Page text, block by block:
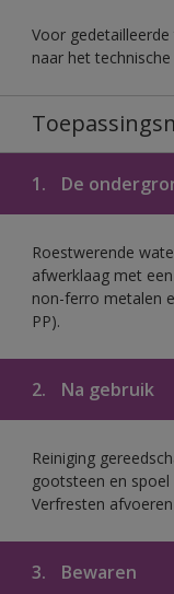
Voor
naar het
1. De
Roestwerende
afwerklaag met
non-ferro metalen
PP).
2. Na gebruik
Reiniging
gootsteen en
Verfresten
3. Bewaren